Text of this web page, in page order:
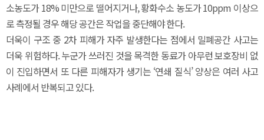
소농도가 18% 미만으로 떨어지거나, 황화수소 농도가 10ppm 이상으
로 측정될 경우 해당 공간은 작업을 중단해야 한다.
더욱이 구조 중 2차 피해가 자주 발생한다는 점에서 밀폐공간 사고는
더욱 위험하다. 누군가 쓰러진 것을 목격한 동료가 아무런 보호장비 없
이 진입하면서 또 다른 피해자가 생기는 ‘연쇄 질식’ 양상은 여러 사고
사례에서 반복되고 있다.